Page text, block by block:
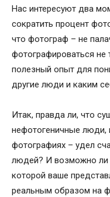
Нас интересуют два
сократить процент
что фотограф – не
фотографироваться не
полезный опыт для
другие люди и каким
Итак, правда ли, что
нефотогеничные люди,
фотографиях – удел
людей? И возможно ли
которой ваше
реальным образом на